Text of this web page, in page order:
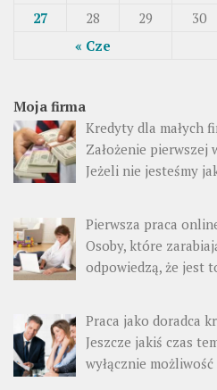
« Cze
27
28 29 30
Moja firma
Kredyty dla małych
Założenie pierwszej
Jeżeli nie jesteśmy
Pierwsza praca
Osoby, które
odpowiedzą, że jest
Praca jako doradca
Jeszcze jakiś czas
wyłącznie